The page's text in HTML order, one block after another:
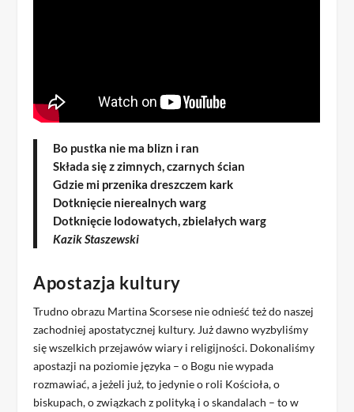
Bo pustka nie ma blizn i ran
Składa się z zimnych, czarnych ścian
Gdzie mi przenika dreszczem kark
Dotknięcie nierealnych warg
Dotknięcie lodowatych, zbielałych warg
Kazik Staszewski
Apostazja kultury
Trudno obrazu Martina Scorsese nie odnieść też do naszej
zachodniej apostatycznej kultury. Już dawno wyzbyliśmy
się wszelkich przejawów wiary i religijności. Dokonaliśmy
apostazji na poziomie języka – o Bogu nie wypada
rozmawiać, a jeżeli już, to jedynie o roli Kościoła, o
biskupach, o związkach z polityką i o skandalach – to w